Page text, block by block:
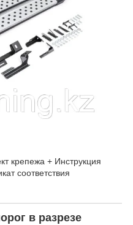
крепежа + Инструкция
соответствия
в разрезе